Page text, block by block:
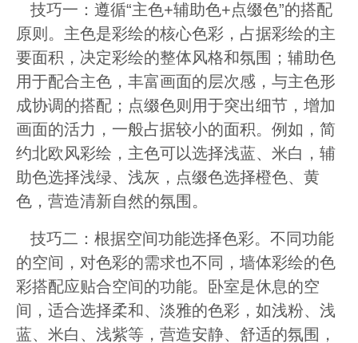
技巧一：遵循“主色+辅助色+点缀色”的搭配
原则。主色是彩绘的核心色彩，占据彩绘的主
要面积，决定彩绘的整体风格和氛围；辅助色
用于配合主色，丰富画面的层次感，与主色形
成协调的搭配；点缀色则用于突出细节，增加
画面的活力，一般占据较小的面积。例如，简
约北欧风彩绘，主色可以选择浅蓝、米白，辅
助色选择浅绿、浅灰，点缀色选择橙色、黄
色，营造清新自然的氛围。
技巧二：根据空间功能选择色彩。不同功能
的空间，对色彩的需求也不同，墙体彩绘的色
彩搭配应贴合空间的功能。卧室是休息的空
间，适合选择柔和、淡雅的色彩，如浅粉、浅
蓝、米白、浅紫等，营造安静、舒适的氛围，